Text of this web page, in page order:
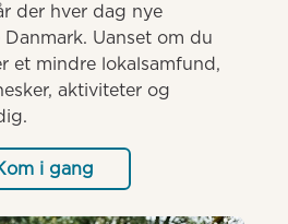
der hver dag nye
Uanset om du
et mindre lokalsamfund,
aktiviteter og
i gang